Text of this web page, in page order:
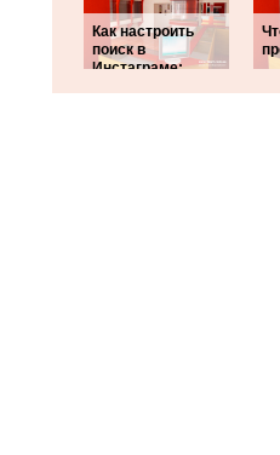
Как настроить
поиск в
Инстаграме: